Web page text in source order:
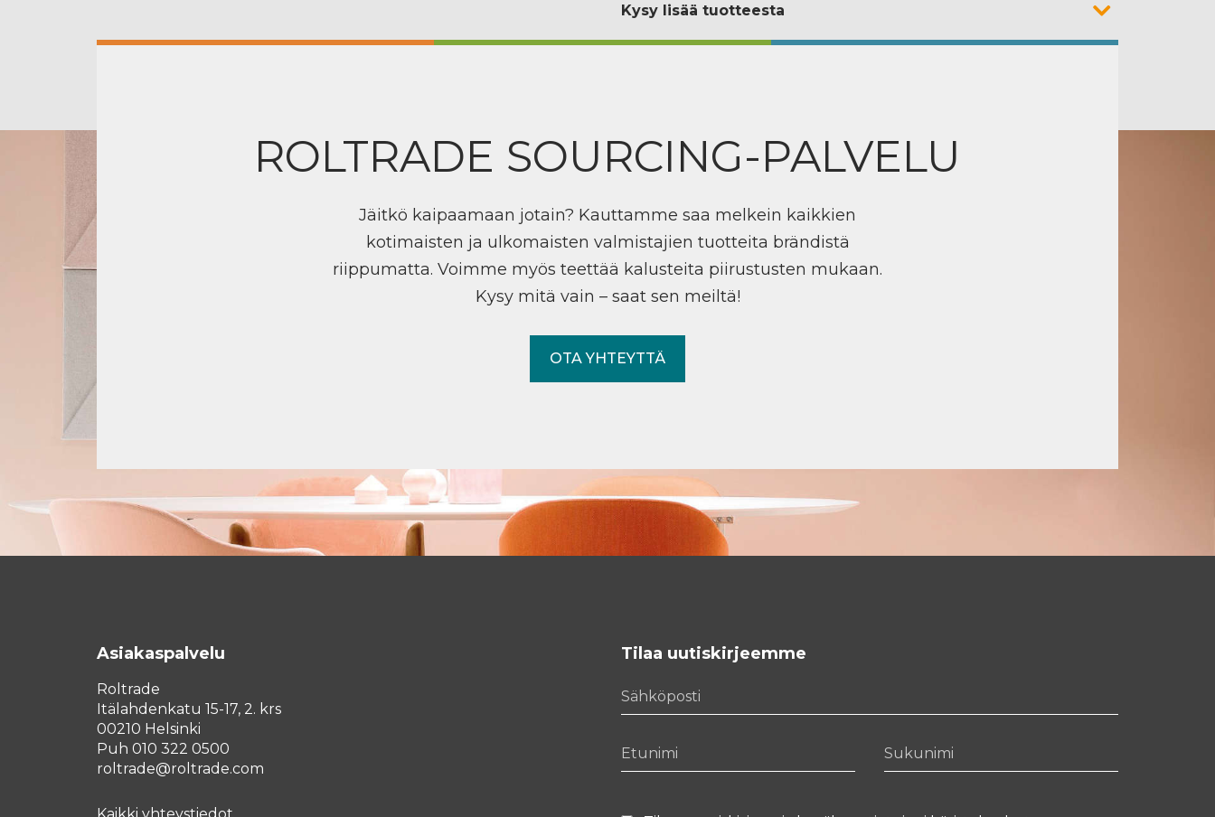
Kysy lisää tuotteesta
ROLTRADE SOURCING-PALVELU
Jäitkö kaipaamaan jotain? Kauttamme saa melkein kaikkien
kotimaisten ja ulkomaisten valmistajien tuotteita brändistä
riippumatta. Voimme myös teettää kalusteita piirustusten mukaan.
Kysy mitä vain – saat sen meiltä!
OTA YHTEYTTÄ
Asiakaspalvelu
Roltrade
Itälahdenkatu 15-17, 2. krs
00210 Helsinki
Puh 010 322 0500
roltrade@roltrade.com
Kaikki yhteystiedot
Tilaa uutiskirjeemme